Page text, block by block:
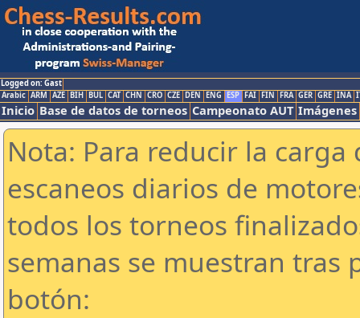
Logged on: Gast
Arabic ARM AZE BIH BUL CAT CHN CRO CZE DEN ENG ESP FAI FIN FRA GER GRE INA
Inicio Base de datos de torneos Campeonato AUT Imágenes
Nota: Para reducir la
escaneos diarios de
todos los torneos
semanas se muestran tras
botón: